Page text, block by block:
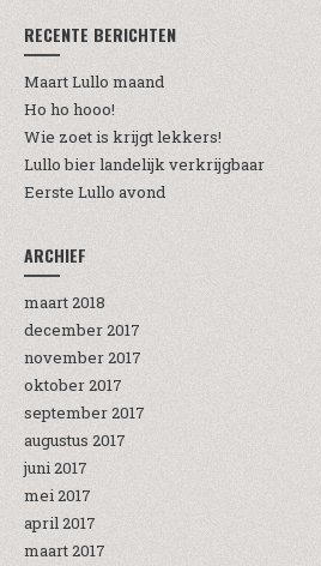
RECENTE BERICHTEN
Maart Lullo maand
Ho ho hooo!
Wie zoet is krijgt lekkers!
Lullo bier landelijk verkrijgbaar
Eerste Lullo avond
ARCHIEF
maart 2018
december 2017
november 2017
oktober 2017
september 2017
augustus 2017
juni 2017
mei 2017
april 2017
maart 2017